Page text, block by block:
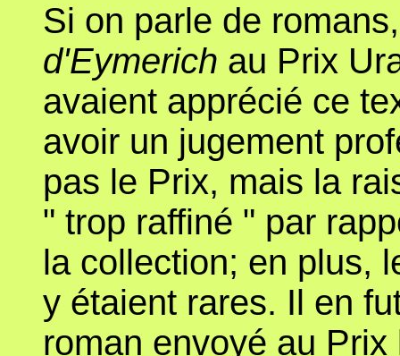
Si on parle de
d'Eymerich au Prix
avaient apprécié ce
avoir un jugement
pas le Prix, mais la
" trop raffiné " par
la collection; en plus,
y étaient rares. Il en
roman envoyé au